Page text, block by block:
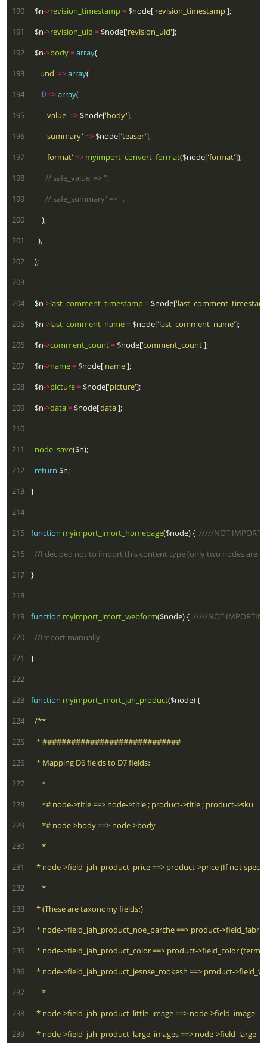
190
  $n
->revision_timestamp= $node['revision_timestamp' ];
191
  $n
->revision_uid= $node['revision_uid' ];
192
  $n
->body=array(
193
'und'=>array(
194
0=>array(
195
'value'=> $node['body' ],
196
'summary'=> $node['teaser' ],
197
'format'=>myimport_convert_format($node['format' ]),
198
199
200
      ),
201
    ),
202
  );
203
204
  $n
->last_comment_timestamp= $node[
205
  $n
->last_comment_name= $node['last_comment_name' ];
206
  $n
->comment_count= $node['comment_count' ];
207
  $n
->name= $node['name' ];
208
  $n
->picture= $node['picture' ];
209
  $n
->data= $node['data' ];
210
211
node_save
($n);
212
return
$n;
213
}
214
215 function myimport_imort_homepage($node) {
216
217
}
218
219 function myimport_imort_webform($node) {
220
//Import manually
221
}
222
223 function myimport_imort_jah_product
($node) {
224
/**
225
   * #############################
226
227
      *
228
229
      *# node->body ==> node->body
230
      *
231
232
      *
233
   * (These are taxonomy fields:)
234
235
236
237
      *
238
   * node->field_jah_product_little_image ==> node->field_image
239